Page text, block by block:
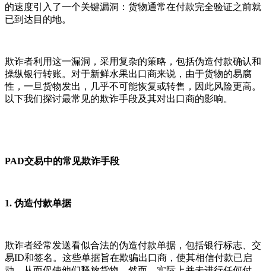
的速度引入了一个关键漏洞：货物通常在付款完全验证之前就
已到达目的地。
欺诈者利用这一漏洞，采用复杂的策略，包括伪造付款确认和
操纵银行转账。对于新鲜水果出口商来说，由于货物的易腐
性，一旦货物发出，几乎不可能恢复或转售，因此风险更高。
以下我们探讨最常见的欺诈手段及其对出口商的影响。
PAD交易中的常见欺诈手段
1. 伪造付款单据
欺诈者经常发送看似合法的伪造付款单据，包括银行标志、交
易ID和签名。这些单据旨在欺骗出口商，使其相信付款已启